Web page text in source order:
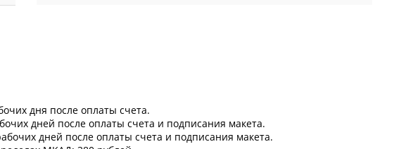
дня после оплаты счета.
дней после оплаты счета и подписания макета.
дней после оплаты счета и подписания макета.